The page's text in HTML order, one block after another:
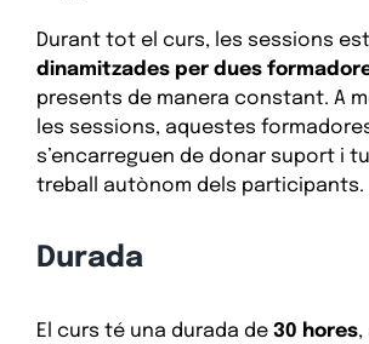
Durant tot el curs, les sessions
dinamitzades per dues
presents de manera constant. A
les sessions, aquestes
s’encarreguen de donar suport i
treball autònom dels participants.
Durada
El curs té una durada de 30 hores,